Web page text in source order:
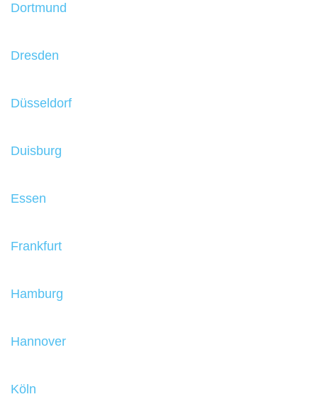
Dortmund
Dresden
Düsseldorf
Duisburg
Essen
Frankfurt
Hamburg
Hannover
Köln